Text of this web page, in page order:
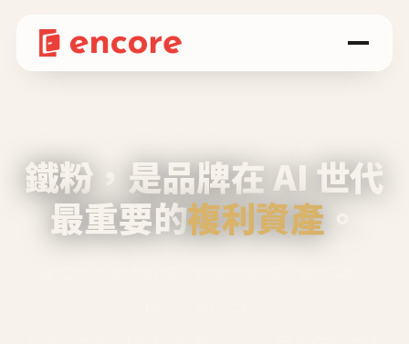
鐵粉，是品牌在 AI 世代
最重要的複利資產 。